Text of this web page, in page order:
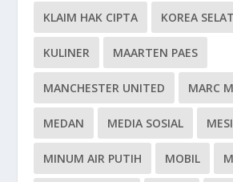
KLAIM HAK CIPTA KOREA
KULINER MAARTEN PAES
MANCHESTER UNITED MARC
MEDAN MEDIA SOSIAL
MINUM AIR PUTIH MOBIL